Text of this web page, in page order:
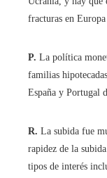
fracturas en
P. La política
familias
España y Portugal
R. La subida fue
rapidez de la
tipos de interés